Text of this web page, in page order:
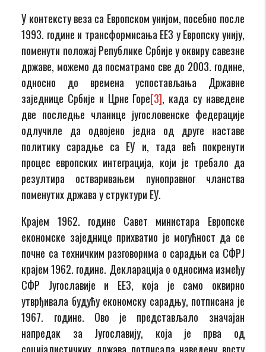
У контексту веза са Европском унијом, посебно после
1993. године и трансформисања ЕЕЗ у Европску унију,
поменути положај Републике Србије у оквиру савезне
државе, можемо да посматрамо све до 2003. године,
односно до времена успостављања Државне
заједнице Србије и Црне Горе[3], када су наведене
две последње чланице југословенске федерације
одлучиле да одвојено једна од друге наставе
политику сарадње са ЕУ и, тада већ покренути
процес европских интеграција, који је требало да
резултира остваривањем пуноправног чланства
поменутих држава у структури ЕУ.
Крајем 1962. године Савет министара Европске
економске заједнице прихватио је могућност да се
почне са техничким разговорима о сарадњи са СФРЈ
крајем 1962. године. Декларација о односима између
СФР Југославије и ЕЕЗ, која је само оквирно
утврђивала будућу економску сарадњу, потписана је
1967. године. Ово је представљало значајан
напредак за Југославију, која је прва од
социјалистичких држава потписала наведену врсту